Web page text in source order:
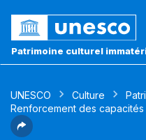
Patrimoine culturel
UNESCO Culture
Renforcement des capacités